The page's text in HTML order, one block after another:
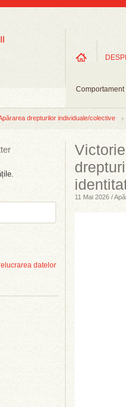
drepturilor individuale/colective
datelor
11 Mai 2026 /